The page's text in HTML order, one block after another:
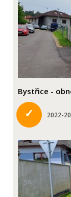
Bystřice -
✓ 2022-